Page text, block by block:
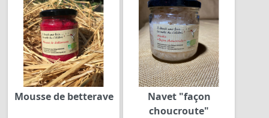
Mousse de betterave
Navet "façon
choucroute"